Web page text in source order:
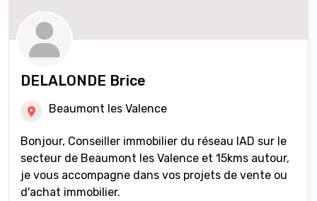
DELALONDE Brice
Beaumont les Valence
Bonjour, Conseiller immobilier du réseau IAD sur le
secteur de Beaumont les Valence et 15kms autour,
je vous accompagne dans vos projets de vente ou
d'achat immobilier.